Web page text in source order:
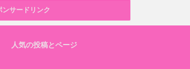
ンサードリンク
人気の投稿とページ